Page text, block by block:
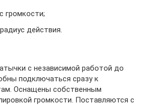
громкости;
действия.
с независимой работой до
подключаться сразу к
Оснащены собственным
громкости. Поставляются с